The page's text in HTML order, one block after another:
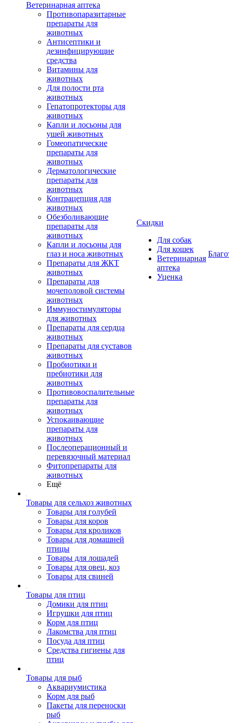
Ветеринарная аптека
Противопаразитарные
препараты для
животных
Антисептики и
дезинфицирующие
средства
Витамины для
животных
Для полости рта
животных
Гепатопротекторы для
животных
Капли и лосьоны для
ушей животных
Гомеопатические
препараты для
животных
Дерматологические
препараты для
животных
Контрацепция для
животных
Обезболивающие
препараты для
животных
Капли и лосьоны для
глаз и носа животных
Препараты для ЖКТ
животных
Препараты для
мочеполовой системы
животных
Иммуностимуляторы
для животных
Препараты для сердца
животных
Препараты для суставов
животных
Пробиотики и
пребиотики для
животных
Противовоспалительные
препараты для
животных
Успокаивающие
препараты для
животных
Послеоперационный и
перевязочный материал
Фитопрепараты для
животных
Ещё
Товары для сельхоз животных
Товары для голубей
Товары для коров
Товары для кроликов
Товары для домашней
птицы
Товары для лошадей
Товары для овец, коз
Товары для свиней
Товары для птиц
Домики для птиц
Игрушки для птиц
Корм для птиц
Лакомства для птиц
Посуда для птиц
Средства гигиены для
птиц
Товары для рыб
Аквариумистика
Корм для рыб
Пакеты для переноски
рыб
Скидки
Для собак
Для кошек
Ветеринарная
аптека
Уценка